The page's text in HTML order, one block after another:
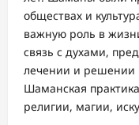
обществах и
важную роль в
связь с духами,
лечении и решении
Шаманская
религии, магии,